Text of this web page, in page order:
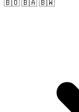
🇧🇴 🇧🇦 🇧🇼